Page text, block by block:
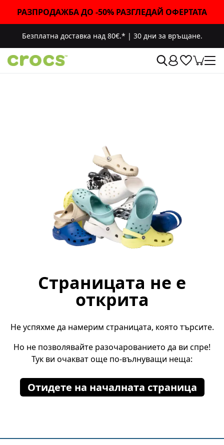
РАЗПРОДАЖБА ДО -50% РАЗГЛЕДАЙ ОФЕРТАТА
Безплатна доставка над 80€.* | 30 дни за връщане.
Страницата не е
открита
Не успяхме да намерим страницата, която търсите.
Но не позволявайте разочарованието да ви спре!
Тук ви очакват още по-вълнуващи неща:
Отидете на началната страница